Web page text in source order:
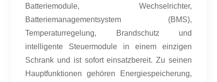
Batteriemodule, Wechselrichter,
Batteriemanagementsystem (BMS),
Temperaturregelung, Brandschutz und
intelligente Steuermodule in einem einzigen
Schrank und ist sofort einsatzbereit. Zu seinen
Hauptfunktionen gehören Energiespeicherung,